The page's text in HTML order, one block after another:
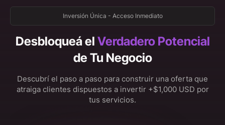
Inversión Única - Acceso Inmediato
Desbloqueá el Verdadero Potencial
de Tu Negocio
Descubrí el paso a paso para construir una oferta que
atraiga clientes dispuestos a invertir +$1,000 USD por
tus servicios.